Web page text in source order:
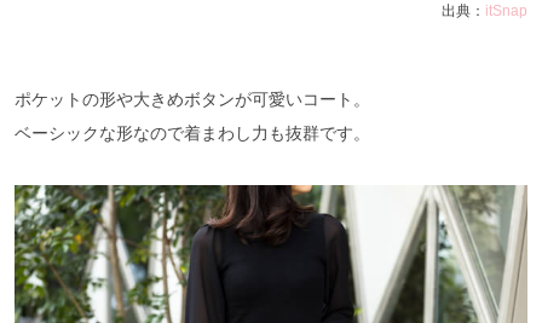
出典： itSnap
ポケットの形や大きめボタンが可愛いコート。
ベーシックな形なので着まわし力も抜群です。